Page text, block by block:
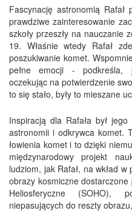
Fascynację astronomią
prawdziwe zainteresowanie
szkoły przeszły na nauczanie
19. Właśnie wtedy Rafał
poszukiwanie komet.
pełne emocji - podkreśla,
oczekując na potwierdzenie
to się stało, były to mieszane
Inspiracją dla Rafała był
astronomii i odkrywca komet.
łowienia komet i to dzięki
międzynarodowy projekt
ludziom, jak Rafał, na wkład
obrazy kosmiczne
Heliosferyczne (SOHO),
niepasujących do reszty